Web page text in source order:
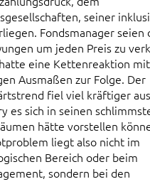
seiner
Fondsmanager seien
um jeden Preis zu
eine Kettenreaktion
Ausmaßen zur Folge. Der
fiel viel kräftiger
es sich in seinen
hätte vorstellen
liegt also nicht im
Bereich oder beim
sondern bei den